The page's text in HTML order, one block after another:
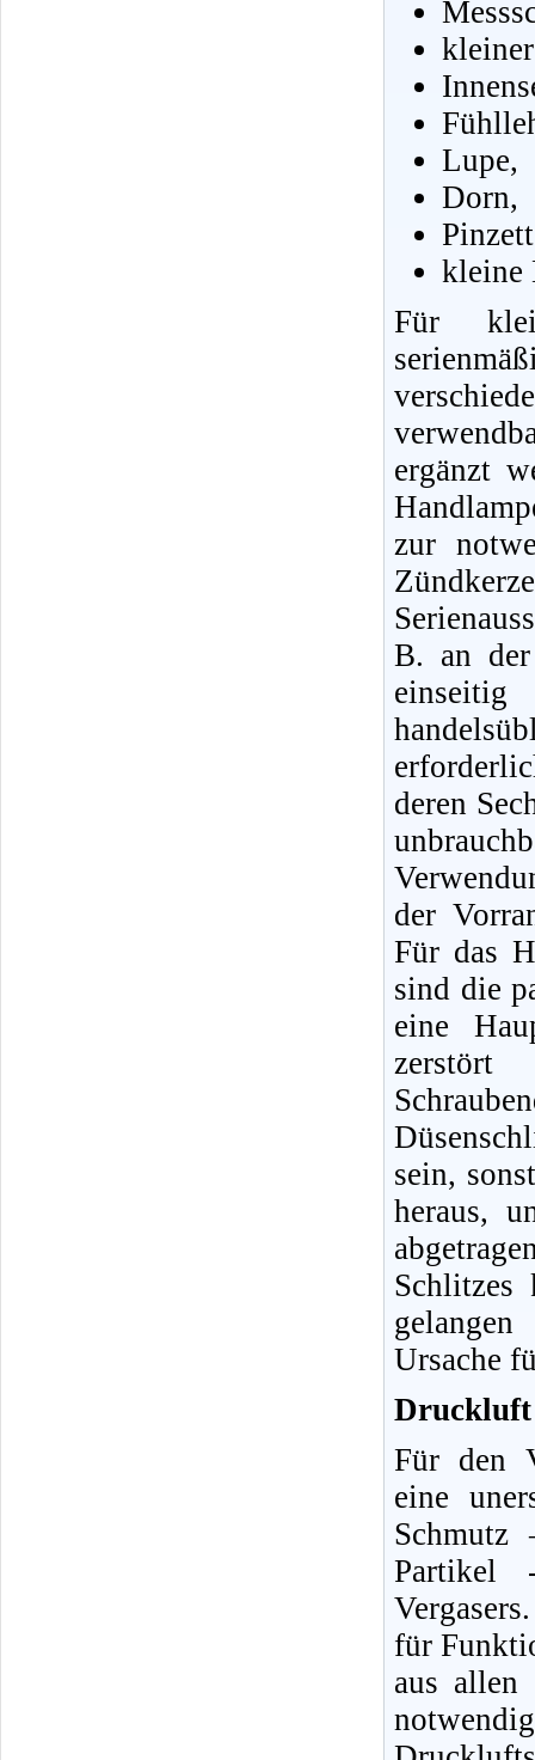
Lupe,
Dorn,
kleine
Für
ergänzt
zur
B. an
deren
der
Für das
sind die
eine
sein,
heraus,
Schlitzes
Ursache
Druckluft
Für den
eine
Partikel
für
aus allen